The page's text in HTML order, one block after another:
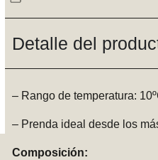
Detalle del
– Rango de temperatura:
– Prenda ideal desde los
Composición: